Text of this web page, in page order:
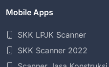
Mobile Apps
SKK LPJK Scanner
SKK Scanner 2022